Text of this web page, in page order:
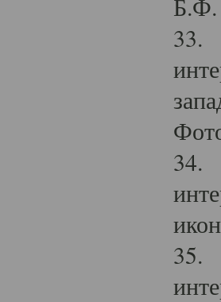
Б.Ф.
33.
34.
35.